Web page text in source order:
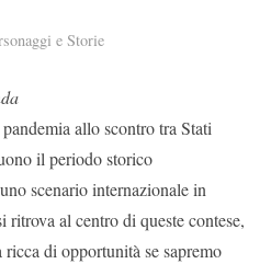
e Storie
allo scontro tra Stati
il periodo storico
scenario internazionale in
ritrova al centro di queste contese,
di opportunità se sapremo